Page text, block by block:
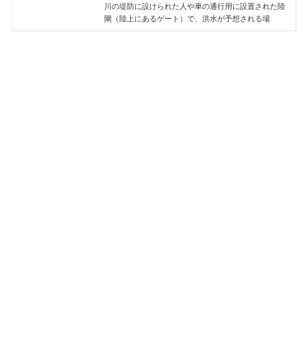
川の堤防に設けられた人や車の通行用に設置された陸
閘（陸上にあるゲート）で、洪水が予想される場